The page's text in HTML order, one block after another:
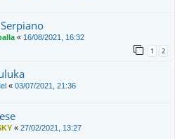
« 16/08/2021, 16:32
1 2
« 03/07/2021, 21:36
« 27/02/2021, 13:27